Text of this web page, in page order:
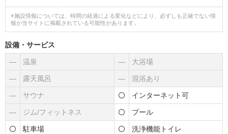
※施設情報については、時間の経過による変化などにより、必ずしも正確でない情
報が当サイトに掲載されている可能性があります。
設備・サービス
― 温泉 ― 大浴場
― 露天風呂 ― 混浴あり
― サウナ インターネット可
― ジム/フィットネス プール
駐車場 洗浄機能トイレ